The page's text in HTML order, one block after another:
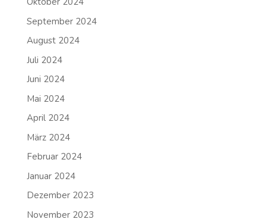
September 2024
August 2024
Juli 2024
Juni 2024
Mai 2024
April 2024
März 2024
Februar 2024
Januar 2024
Dezember 2023
November 2023